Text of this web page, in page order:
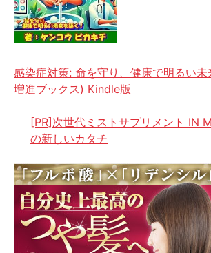
感染症対策: 命を守り、健康で明るい
増進ブックス) Kindle版
[PR]次世代ミストサプリメント IN
の新しいカタチ